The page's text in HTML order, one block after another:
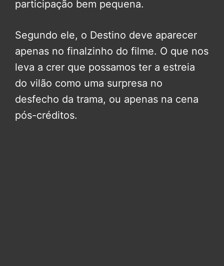
participação bem pequena.
Segundo ele, o Destino deve aparecer
apenas no finalzinho do filme. O que nos
leva a crer que possamos ter a estreia
do vilão como uma surpresa no
desfecho da trama, ou apenas na cena
pós-créditos.